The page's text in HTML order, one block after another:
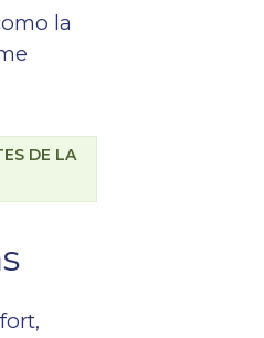
la
DE LA